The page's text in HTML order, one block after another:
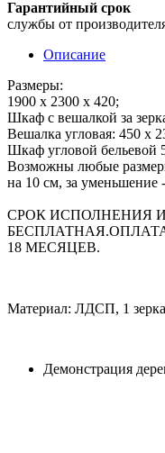
Гарантийный срок
службы от
Описание
Размеры:
1900 х 2300 х 420;
Шкаф с вешалкой за
Вешалка угловая: 450 х
Шкаф угловой бельевой
Возможны любые
на 10 см, за уменьшение
СРОК ИСПОЛНЕНИЯ
18 МЕСЯЦЕВ.
Материал: ЛДСП, 1
Демонстрация